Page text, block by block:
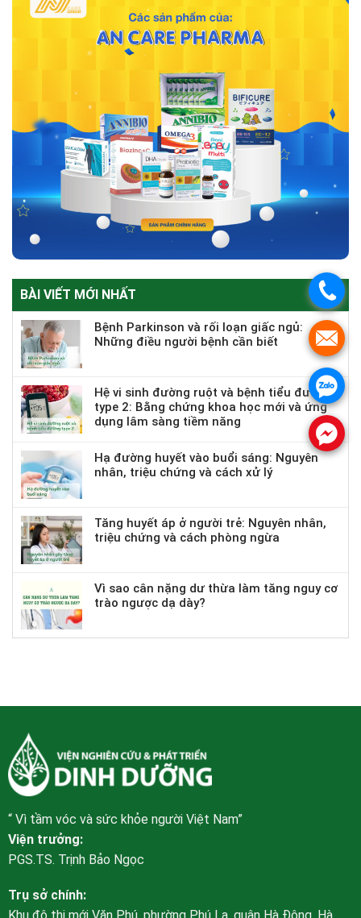
BÀI VIẾT MỚI NHẤT
Bệnh Parkinson và rối loạn giấc ngủ:
Những điều người bệnh cần biết
Hệ vi sinh đường ruột và bệnh tiểu đường
type 2: Bằng chứng khoa học mới và ứng
dụng lâm sàng tiềm năng
Hạ đường huyết vào buổi sáng: Nguyên
nhân, triệu chứng và cách xử lý
Tăng huyết áp ở người trẻ: Nguyên nhân,
triệu chứng và cách phòng ngừa
Vì sao cân nặng dư thừa làm tăng nguy cơ
trào ngược dạ dày?
“ Vì tầm vóc và sức khỏe người Việt Nam”
Viện trưởng:
PGS.TS. Trịnh Bảo Ngọc
Trụ sở chính:
.
.
.
.